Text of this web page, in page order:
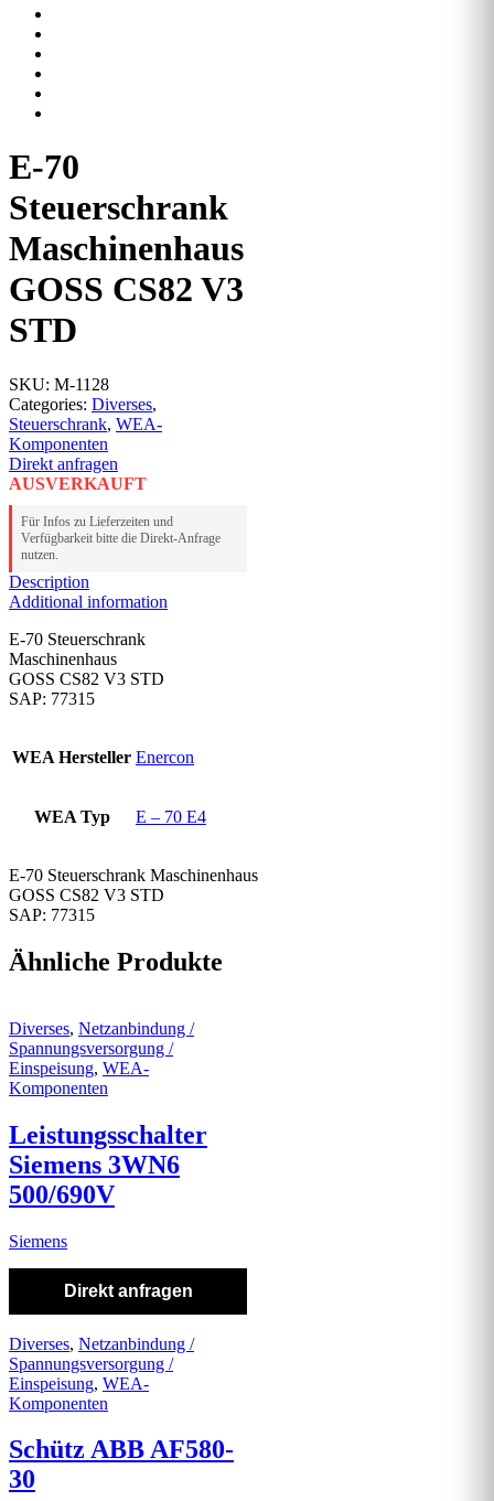
E-70
Steuerschrank
Maschinenhaus
GOSS CS82 V3
STD
SKU: M-1128
Categories: Diverses,
Steuerschrank, WEA-
Komponenten
Direkt anfragen
AUSVERKAUFT
Für Infos zu Lieferzeiten und
Verfügbarkeit bitte die Direkt-Anfrage
nutzen.
Description
Additional information
E-70 Steuerschrank
Maschinenhaus
GOSS CS82 V3 STD
SAP: 77315
WEA Hersteller Enercon
WEA Typ E – 70 E4
E-70 Steuerschrank Maschinenhaus
GOSS CS82 V3 STD
SAP: 77315
Ähnliche Produkte
Diverses, Netzanbindung /
Spannungsversorgung /
Einspeisung, WEA-
Komponenten
Leistungsschalter
Siemens 3WN6
500/690V
Siemens
Direkt anfragen
Diverses, Netzanbindung /
Spannungsversorgung /
Einspeisung, WEA-
Komponenten
Schütz ABB AF580-
30